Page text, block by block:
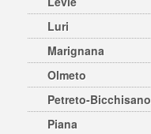
Luri
Marignana
Olmeto
Petreto-Bicchisano
Piana